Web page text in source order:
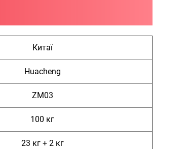
Китаї
Huacheng
ZM03
100 кг
23 кг + 2 кг